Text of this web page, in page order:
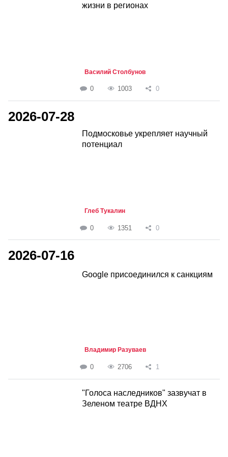
жизни в регионах
Василий Столбунов
0 1003 0
2026-07-28
Подмосковье укрепляет научный
потенциал
Глеб Тукалин
0 1351 0
2026-07-16
Google присоединился к санкциям
Владимир Разуваев
0 2706 1
"Голоса наследников" зазвучат в
Зеленом театре ВДНХ